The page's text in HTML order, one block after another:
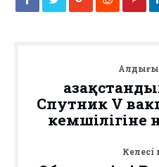
Спутник V
кемшілігіне
Келесі